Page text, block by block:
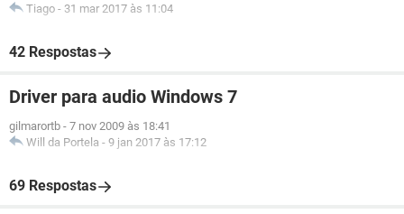
Tiago - 31 mar 2017 às 11:04
42 Respostas
Driver para audio Windows 7
gilmarortb - 7 nov 2009 às 18:41
Will da Portela - 9 jan 2017 às 17:12
69 Respostas